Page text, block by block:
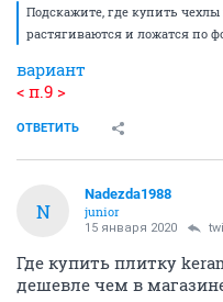
Подскажите, где купить
растягиваются и ложатся по
вариант
< п.9 >
ОТВЕТИТЬ
N
Nadezda1988
junior
15 января 2020
Где купить плитку
дешевле чем в